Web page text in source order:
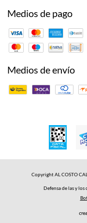
Medios de pago
Medios de envío
Copyright AL COSTO
Defensa de las y los